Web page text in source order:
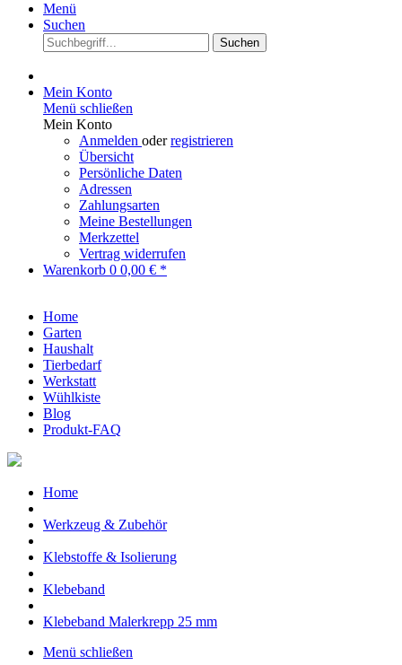
Menü
Suchen
Suchen
Mein Konto
Menü schließen
Mein Konto
Anmelden oderregistrieren
Übersicht
Persönliche Daten
Adressen
Zahlungsarten
Meine Bestellungen
Merkzettel
Vertrag widerrufen
Warenkorb 0 0,00 € *
Home
Garten
Haushalt
Tierbedarf
Werkstatt
Wühlkiste
Blog
Produkt-FAQ
Home
Werkzeug & Zubehör
Klebstoffe & Isolierung
Klebeband
Klebeband Malerkrepp 25 mm
Menü schließen